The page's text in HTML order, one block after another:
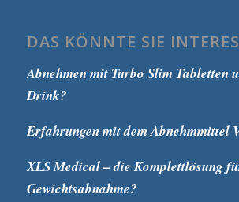
DAS KÖNNTE SIE
Abnehmen mit Turbo Slim Tabletten
Drink?
Erfahrungen mit dem Abnehmmittel
XLS Medical – die Komplettlösung
Gewichtsabnahme?